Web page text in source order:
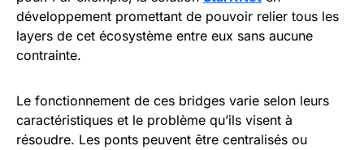
développement promettant de pouvoir relier tous les
layers de cet écosystème entre eux sans aucune
contrainte.
Le fonctionnement de ces bridges varie selon leurs
caractéristiques et le problème qu’ils visent à
résoudre. Les ponts peuvent être centralisés ou